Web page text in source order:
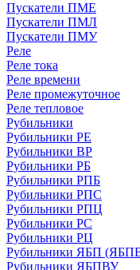
Пускатели ПМЕ
Пускатели ПМЛ
Пускатели ПМУ
Реле
Реле тока
Реле времени
Реле промежуточное
Реле тепловое
Рубильники
Рубильники РЕ
Рубильники ВР
Рубильники РБ
Рубильники РПБ
Рубильники РПС
Рубильники РПЦ
Рубильники РС
Рубильники РЦ
Рубильники ЯБП
Рубильники ЯБПВУ